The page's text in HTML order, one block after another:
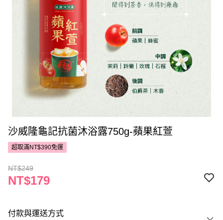
沙威隆龜記抗菌沐浴露750g-蘋果紅萱
超取滿NT$390免運
NT$249
NT$179
付款與運送方式